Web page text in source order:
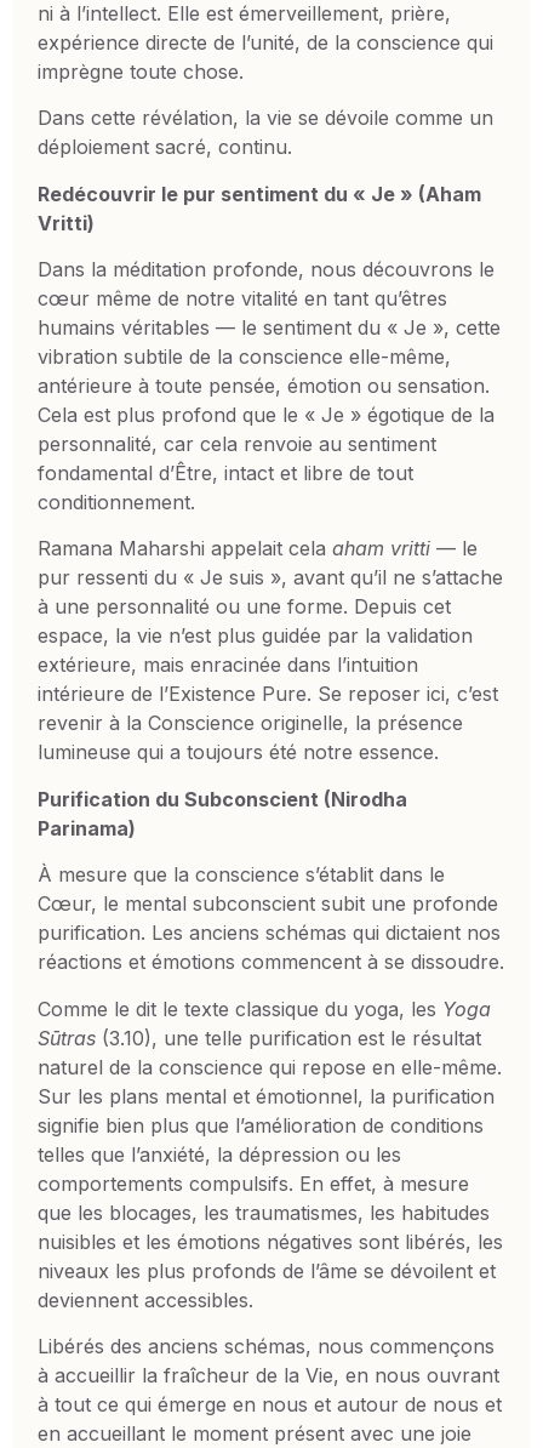
ni à l’intellect. Elle est émerveillement, prière,
expérience directe de l’unité, de la conscience qui
imprègne toute chose.
Dans cette révélation, la vie se dévoile comme un
déploiement sacré, continu.
Redécouvrir le pur sentiment du « Je » (Aham
Vritti)
Dans la méditation profonde, nous découvrons le
cœur même de notre vitalité en tant qu’êtres
humains véritables — le sentiment du « Je », cette
vibration subtile de la conscience elle-même,
antérieure à toute pensée, émotion ou sensation.
Cela est plus profond que le « Je » égotique de la
personnalité, car cela renvoie au sentiment
fondamental d’Être, intact et libre de tout
conditionnement.
Ramana Maharshi appelait celaaham vritti — le
pur ressenti du « Je suis », avant qu’il ne s’attache
à une personnalité ou une forme. Depuis cet
espace, la vie n’est plus guidée par la validation
extérieure, mais enracinée dans l’intuition
intérieure de l’Existence Pure. Se reposer ici, c’est
revenir à la Conscience originelle, la présence
lumineuse qui a toujours été notre essence.
Purification du Subconscient (Nirodha
Parinama)
À mesure que la conscience s’établit dans le
Cœur, le mental subconscient subit une profonde
purification. Les anciens schémas qui dictaient nos
réactions et émotions commencent à se dissoudre.
Comme le dit le texte classique du yoga, les Yoga
Sūtras (3.10), une telle purification est le résultat
naturel de la conscience qui repose en elle-même.
Sur les plans mental et émotionnel, la purification
signifie bien plus que l’amélioration de conditions
telles que l’anxiété, la dépression ou les
comportements compulsifs. En effet, à mesure
que les blocages, les traumatismes, les habitudes
nuisibles et les émotions négatives sont libérés, les
niveaux les plus profonds de l’âme se dévoilent et
deviennent accessibles.
Libérés des anciens schémas, nous commençons
à accueillir la fraîcheur de la Vie, en nous ouvrant
à tout ce qui émerge en nous et autour de nous et
en accueillant le moment présent avec une joie